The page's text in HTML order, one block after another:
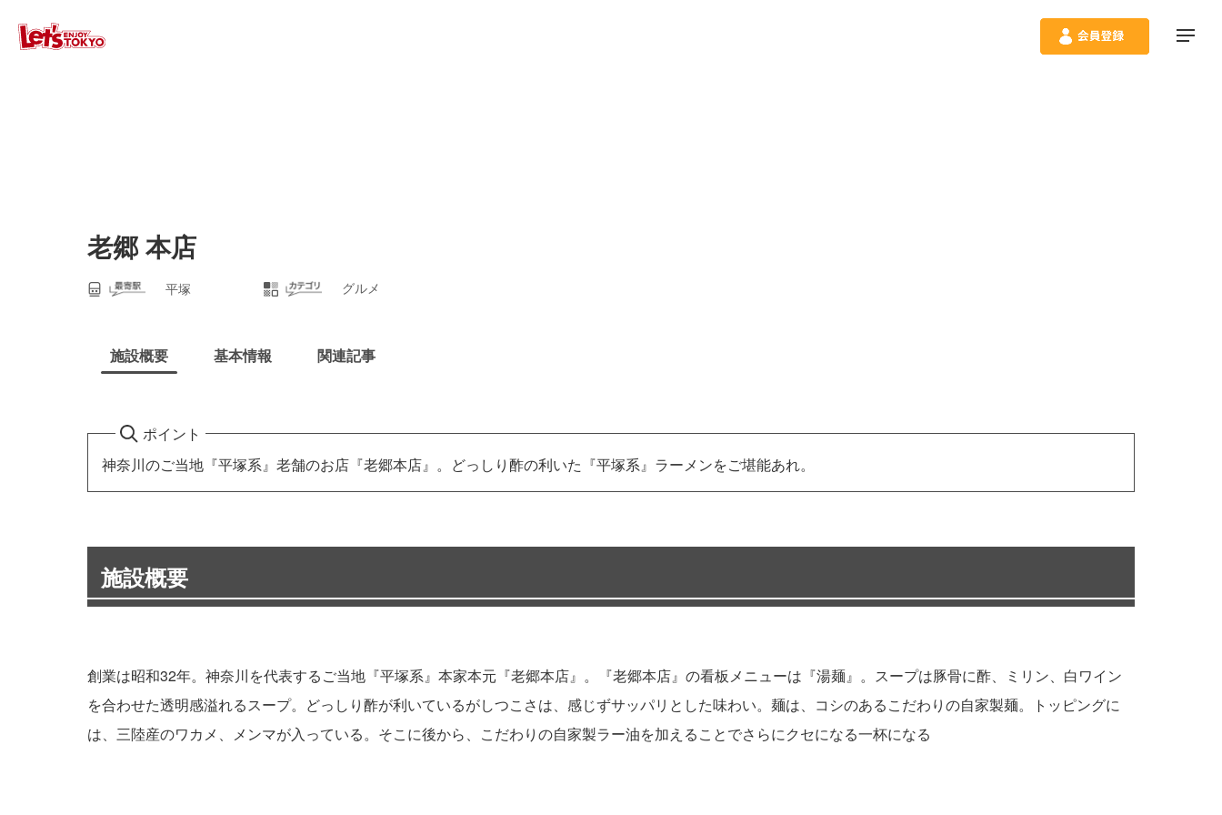
老郷 本店
平塚 グルメ
施設概要 基本情報 関連記事
ポイント
神奈川のご当地『平塚系』老舗のお店『老郷本店』。どっしり酢の利いた『平塚系』ラーメンをご堪能あれ。
施設概要
創業は昭和32年。神奈川を代表するご当地『平塚系』本家本元『老郷本店』。『老郷本店』の看板メニューは『湯麺』。スープは豚骨に酢、ミリン、白ワイン
を合わせた透明感溢れるスープ。どっしり酢が利いているがしつこさは、感じずサッパリとした味わい。麺は、コシのあるこだわりの自家製麺。トッピングに
は、三陸産のワカメ、メンマが入っている。そこに後から、こだわりの自家製ラー油を加えることでさらにクセになる一杯になる